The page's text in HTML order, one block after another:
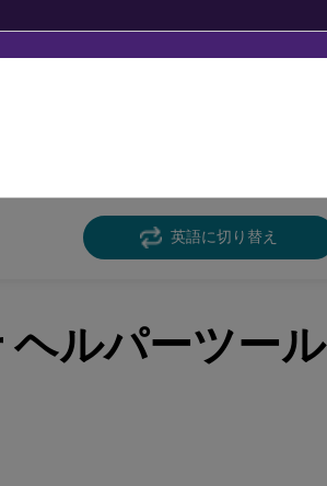
英語に切り替え
ルパーツール